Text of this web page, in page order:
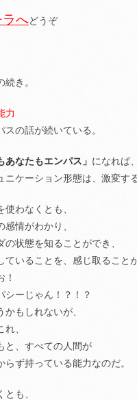
ラへどうぞ
続き。
力
スの話が続いている。
あなたもエンパス」 になれば、
ニケーション形態は、激変する
使わなくとも、
感情がわかり、
の状態を知ることができ、
ていることを、感じ取ること
！
シーじゃん！？！？
かもしれないが、
れ、
と、すべての人間が
らず持っている能力なのだ。
とも、